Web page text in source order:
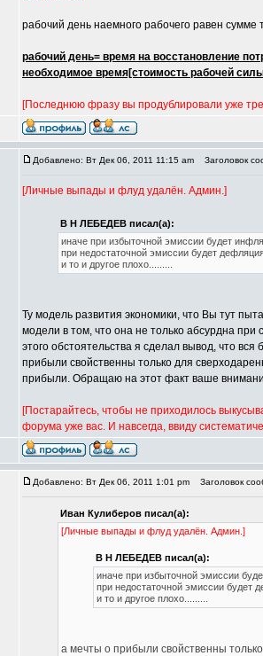
рабочий день наемного рабочего равен сумме
рабочий день= время на восстановление
необходимое время[стоимость рабочей
[Последнюю фразу вы продублировали уже
Добавлено: Вт Дек 06, 2011 11:15 am Заголовок
[Личные выпады и флуд удалён. Админ.]
В Н ЛЕБЕДЕВ писал(а):
иначе при избыточной эмиссии будет
при недостаточной эмиссии будет
и то и другое плохо.........
Ту модель развития экономики, что Вы тут
модели в том, что она не только абсурдна
этого обстоятельства я сделал вывод, что
прибыли свойственны только для
прибыли. Обращаю на этот факт ваше
[Постарайтесь, чтобы не приходилось
форума уже вас. И навсегда, ввиду
Добавлено: Вт Дек 06, 2011 1:01 pm Заголовок
Иван Кулиберов писал(а):
[Личные выпады и флуд удалён. Админ.]
В Н ЛЕБЕДЕВ писал(а):
иначе при избыточной эмиссии
при недостаточной эмиссии будет
и то и другое плохо.........
а мечты о прибыли свойственны